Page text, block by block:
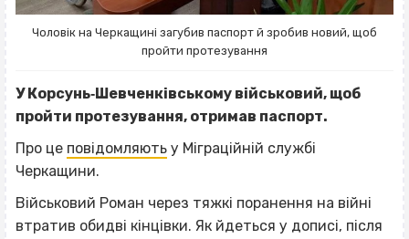
Чоловік на Черкащині загубив паспорт й зробив новий, щоб
пройти протезування
У Корсунь‐Шевченківському військовий, щоб
пройти протезування, отримав паспорт.
Про це повідомляють у Міграційній службі
Черкащини.
Військовий Роман через тяжкі поранення на війні
втратив обидві кінцівки. Як йдеться у дописі, після